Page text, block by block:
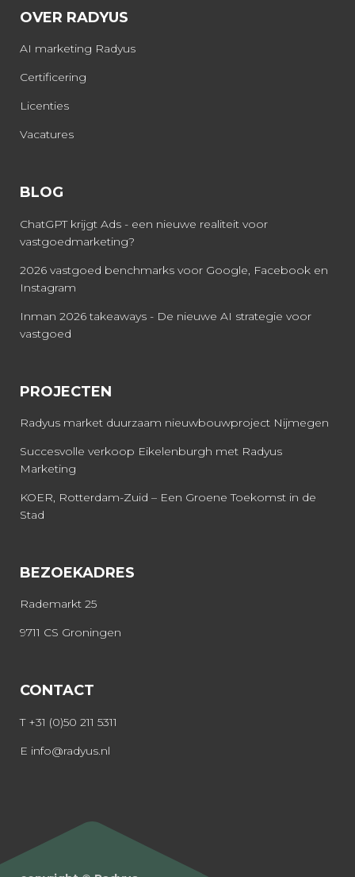
OVER RADYUS
AI marketing Radyus
Certificering
Licenties
Vacatures
BLOG
ChatGPT krijgt Ads - een nieuwe realiteit voor
vastgoedmarketing?
2026 vastgoed benchmarks voor Google, Facebook en
Instagram
Inman 2026 takeaways - De nieuwe AI strategie voor
vastgoed
PROJECTEN
Radyus market duurzaam nieuwbouwproject Nijmegen
Succesvolle verkoop Eikelenburgh met Radyus
Marketing
KOER, Rotterdam-Zuid – Een Groene Toekomst in de
Stad
BEZOEKADRES
Rademarkt 25
9711 CS Groningen
CONTACT
T +31 (0)50 211 5311
E info@radyus.nl